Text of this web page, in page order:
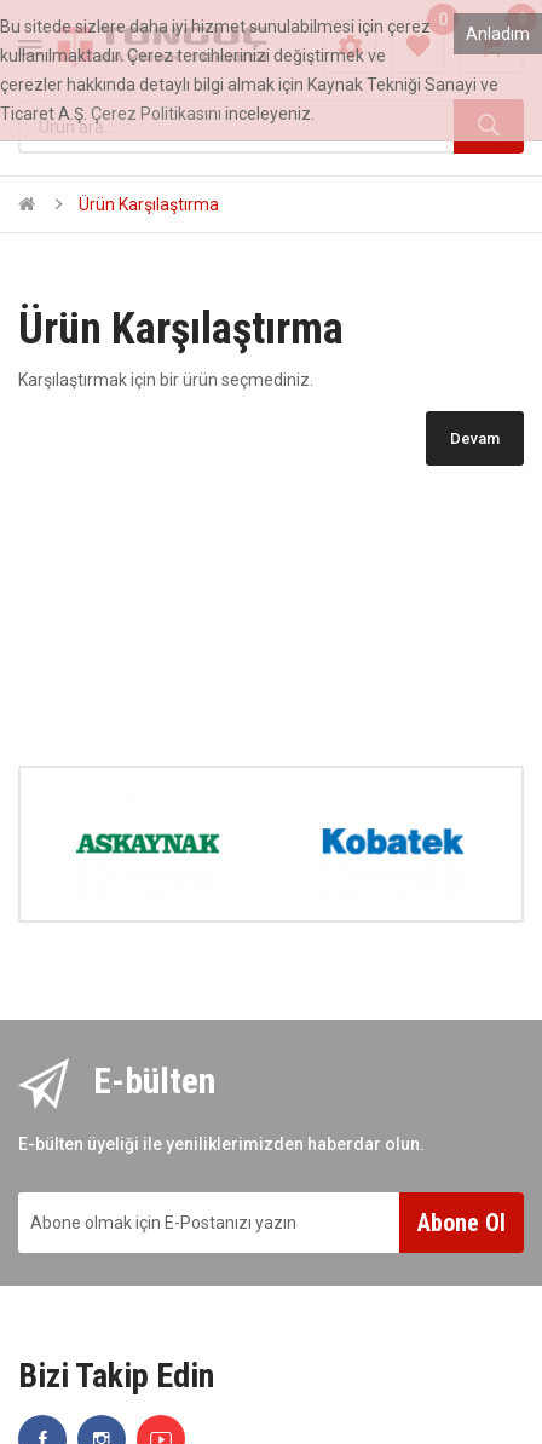
0 0
Ürün Karşılaştırma
Ürün Karşılaştırma
Karşılaştırmak için bir ürün seçmediniz.
Devam
E-bülten
E-bülten üyeliği ile yeniliklerimizden haberdar olun.
Abone Ol
Bizi Takip Edin
Anladım
Bu sitede sizlere daha iyi hizmet sunulabilmesi için çerez
kullanılmaktadır. Çerez tercihlerinizi değiştirmek ve
çerezler hakkında detaylı bilgi almak için Kaynak Tekniği Sanayi ve
Ticaret A.Ş. Çerez Politikasını inceleyeniz.